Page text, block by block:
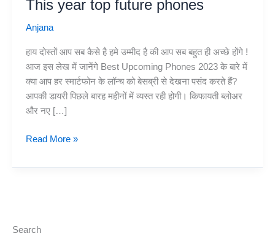
This year top future phones
Anjana
हाय दोस्तों आप सब कैसे है हमे उम्मीद है की आप सब बहुत ही अच्छे होंगे !
आज इस लेख में जानेंगे Best Upcoming Phones 2023 के बारे में
क्या आप हर स्मार्टफोन के लॉन्च को बेसब्री से देखना पसंद करते हैं?
आपकी डायरी पिछले बारह महीनों में व्यस्त रही होगी। किफायती ब्लोअर
और नए […]
Best
Phones
year
Read More »
Search